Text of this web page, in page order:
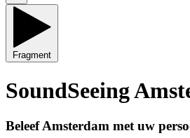
Fragment
SoundSeeing
Beleef Amsterdam met uw